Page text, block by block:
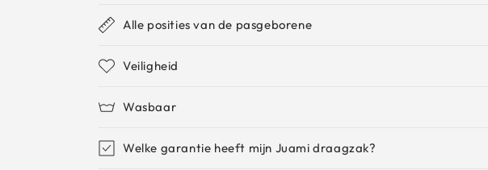
Alle posities van de pasgeborene
Veiligheid
Wasbaar
Welke garantie heeft mijn Juami draagzak?